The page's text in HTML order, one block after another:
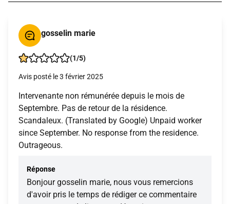
gosselin marie
(1/5)
Avis posté le 3 février 2025
Intervenante non rémunérée depuis le mois de
Septembre. Pas de retour de la résidence.
Scandaleux. (Translated by Google) Unpaid worker
since September. No response from the residence.
Outrageous.
Réponse
Bonjour gosselin marie, nous vous remercions
d'avoir pris le temps de rédiger ce commentaire